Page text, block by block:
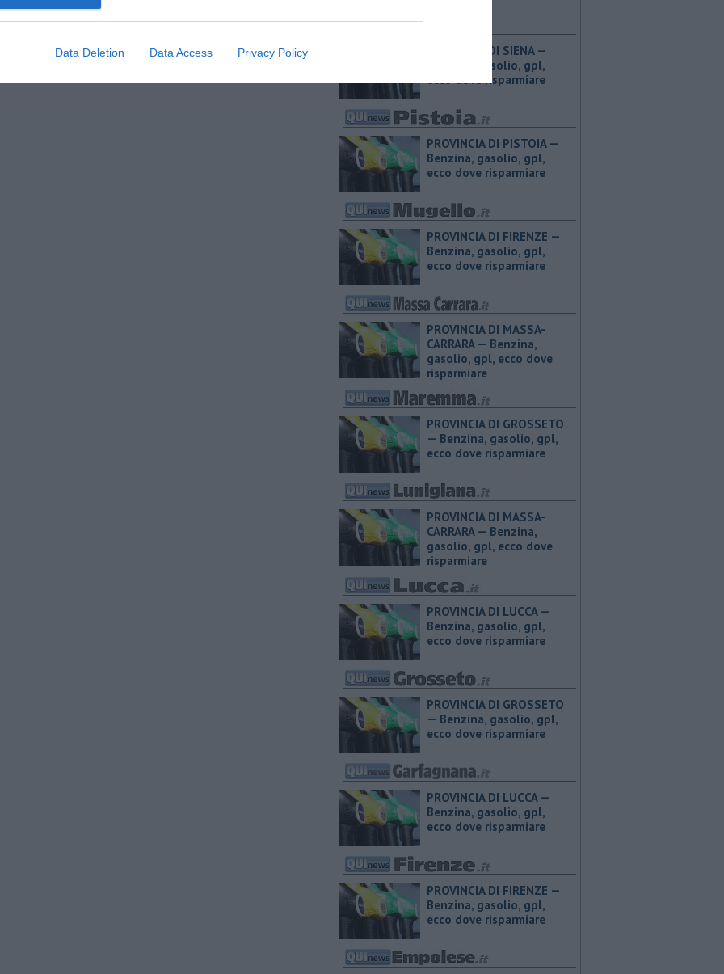
Data Deletion Data Access Privacy Policy
PROVINCIA DI SIENA — ​
Benzina, gasolio, gpl,
ecco dove risparmiare
PROVINCIA DI PISTOIA — ​
Benzina, gasolio, gpl,
ecco dove risparmiare
PROVINCIA DI FIRENZE — ​
Benzina, gasolio, gpl,
ecco dove risparmiare
PROVINCIA DI MASSA-
CARRARA — ​Benzina,
gasolio, gpl, ecco dove
risparmiare
PROVINCIA DI GROSSETO
— ​Benzina, gasolio, gpl,
ecco dove risparmiare
PROVINCIA DI MASSA-
CARRARA — ​Benzina,
gasolio, gpl, ecco dove
risparmiare
PROVINCIA DI LUCCA — ​
Benzina, gasolio, gpl,
ecco dove risparmiare
PROVINCIA DI GROSSETO
— ​Benzina, gasolio, gpl,
ecco dove risparmiare
PROVINCIA DI LUCCA — ​
Benzina, gasolio, gpl,
ecco dove risparmiare
PROVINCIA DI FIRENZE — ​
Benzina, gasolio, gpl,
ecco dove risparmiare